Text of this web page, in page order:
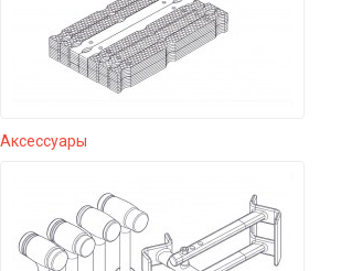
Аксессуары